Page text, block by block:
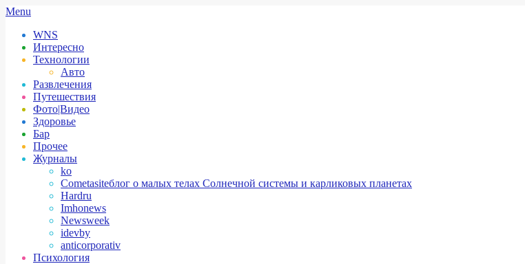
Skip
content
Secondary
Menu
Menu
WNS
Интересно
Технологии
Авто
Развлечения
Путешествия
Фото|Видео
Здоровье
Бар
Прочее
Журналы
ko
Cometasiteблог о малых телах Солнечной системы и карликовых планетах
Hardru
Imhonews
Newsweek
idevby
anticorporativ
Психология